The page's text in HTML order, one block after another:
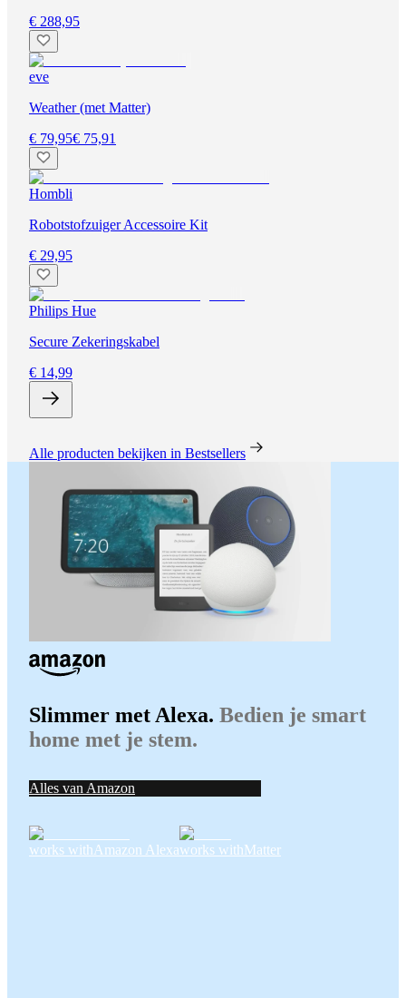
€ 288,95
eve
Weather (met Matter)
€ 79,95€ 75,91
Hombli
Robotstofzuiger Accessoire Kit
€ 29,95
Philips Hue
Secure Zekeringskabel
€ 14,99
Alle producten bekijken in Bestsellers
Slimmer met Alexa. Bedien je smart
home met je stem.
Alles van Amazon
works withAmazon Alexaworks withMatter